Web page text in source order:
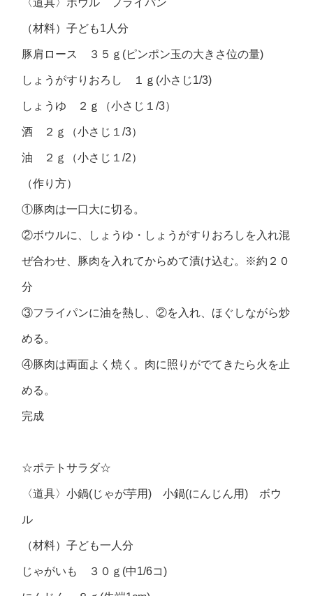
〈道具〉ボウル フライパン
（材料）子ども1人分
豚肩ロース ３５ｇ(ピンポン玉の大きさ位の量)
しょうがすりおろし １ｇ(小さじ1/3)
しょうゆ ２ｇ（小さじ１/3）
酒 ２ｇ（小さじ１/3）
油 ２ｇ（小さじ１/2）
（作り方）
①豚肉は一口大に切る。
②ボウルに、しょうゆ・しょうがすりおろしを入れ混
ぜ合わせ、豚肉を入れてからめて漬け込む。※約２０
分
③フライパンに油を熱し、②を入れ、ほぐしながら炒
める。
④豚肉は両面よく焼く。肉に照りがでてきたら火を止
める。
完成
☆ポテトサラダ☆
〈道具〉小鍋(じゃが芋用) 小鍋(にんじん用) ボウ
ル
（材料）子ども一人分
じゃがいも ３０ｇ(中1/6コ)